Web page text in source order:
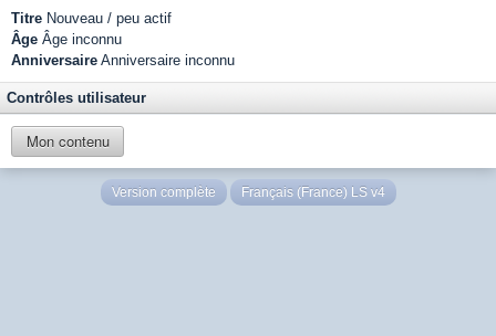
Titre Nouveau / peu actif
Âge Âge inconnu
Anniversaire Anniversaire inconnu
Contrôles utilisateur
Mon contenu
Version complète Français (France) LS v4